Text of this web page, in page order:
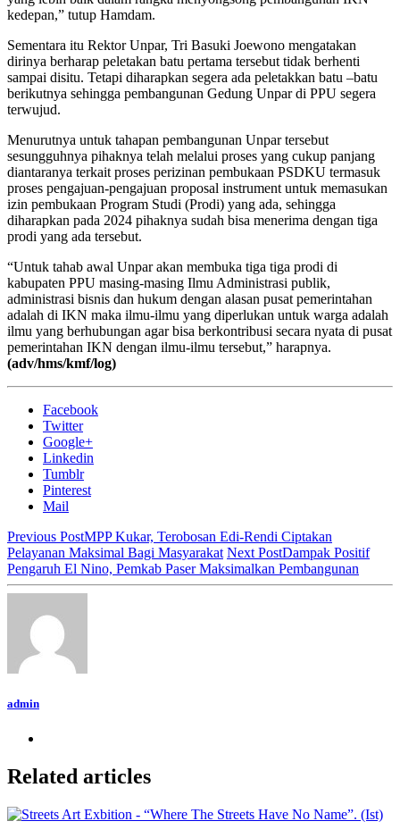
kedepan,” tutup Hamdam.
Sementara itu Rektor Unpar, Tri Basuki Joewono mengatakan
dirinya berharap peletakan batu pertama tersebut tidak berhenti
sampai disitu. Tetapi diharapkan segera ada peletakkan batu –batu
berikutnya sehingga pembangunan Gedung Unpar di PPU segera
terwujud.
Menurutnya untuk tahapan pembangunan Unpar tersebut
sesungguhnya pihaknya telah melalui proses yang cukup panjang
diantaranya terkait proses perizinan pembukaan PSDKU termasuk
proses pengajuan-pengajuan proposal instrument untuk memasukan
izin pembukaan Program Studi (Prodi) yang ada, sehingga
diharapkan pada 2024 pihaknya sudah bisa menerima dengan tiga
prodi yang ada tersebut.
“Untuk tahab awal Unpar akan membuka tiga tiga prodi di
kabupaten PPU masing-masing Ilmu Administrasi publik,
administrasi bisnis dan hukum dengan alasan pusat pemerintahan
adalah di IKN maka ilmu-ilmu yang diperlukan untuk warga adalah
ilmu yang berhubungan agar bisa berkontribusi secara nyata di pusat
pemerintahan IKN dengan ilmu-ilmu tersebut,” harapnya.
(adv/hms/kmf/log)
Facebook
Twitter
Google+
Linkedin
Tumblr
Pinterest
Mail
Previous PostMPP Kukar, Terobosan Edi-Rendi Ciptakan
Pelayanan Maksimal Bagi Masyarakat Next PostDampak Positif
Pengaruh El Nino, Pemkab Paser Maksimalkan Pembangunan
admin
Related articles